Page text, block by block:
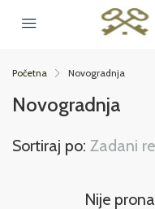
Početna Novogradnja
Novogradnja
Sortiraj po: Zadani
Nije